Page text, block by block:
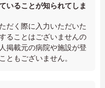
いることが知られてしま
だく際に入力いただいた
ることはございませんの
掲載元の病院や施設が登
ともございません。